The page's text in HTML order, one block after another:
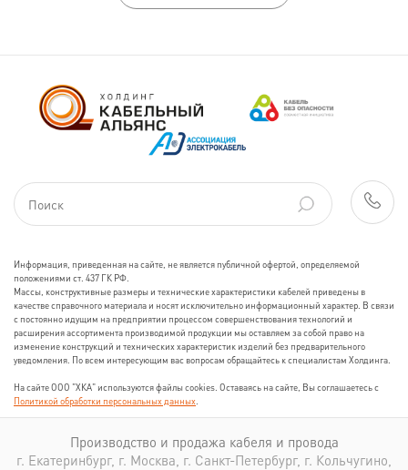
Информация, приведенная на сайте, не является публичной офертой, определяемой
положениями ст. 437 ГК РФ.
Массы, конструктивные размеры и технические характеристики кабелей приведены в
качестве справочного материала и носят исключительно информационный характер. В связи
с постоянно идущим на предприятии процессом совершенствования технологий и
расширения ассортимента производимой продукции мы оставляем за собой право на
изменение конструкций и технических характеристик изделий без предварительного
уведомления. По всем интересующим вас вопросам обращайтесь к специалистам Холдинга.
На сайте ООО "ХКА" используются файлы cookies. Оставаясь на сайте, Вы соглашаетесь с
Политикой обработки персональных данных
Производство и продажа кабеля и провода
г. Екатеринбург, г. Москва, г. Санкт-Петербург, г. Кольчугино,